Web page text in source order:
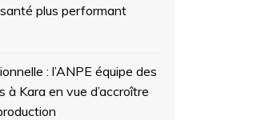
plus performant
: l’ANPE équipe des
à Kara en vue d’accroître